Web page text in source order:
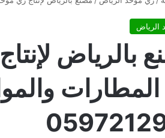
الرياض
بالرياض